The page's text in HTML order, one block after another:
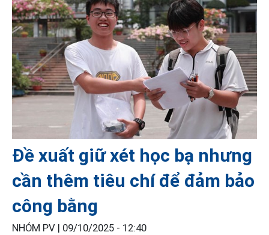
Đề xuất giữ xét học bạ nhưng
cần thêm tiêu chí để đảm bảo
công bằng
NHÓM PV | 09/10/2025 - 12:40